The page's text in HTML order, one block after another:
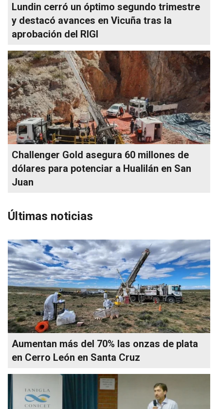
Lundin cerró un óptimo segundo trimestre
y destacó avances en Vicuña tras la
aprobación del RIGI
Challenger Gold asegura 60 millones de
dólares para potenciar a Hualilán en San
Juan
Últimas noticias
Aumentan más del 70% las onzas de plata
en Cerro León en Santa Cruz